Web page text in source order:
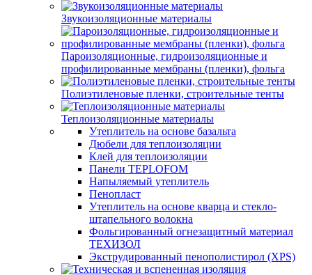
Звукоизоляционные материалы
Пароизоляционные, гидроизоляционные и
профилированные мембраны (пленки), фольга
Полиэтиленовые пленки, строительные тенты
Теплоизоляционные материалы
Утеплитель на основе базальта
Дюбели для теплоизоляции
Клей для теплоизоляции
Панели TEPLOFOM
Напыляемый утеплитель
Пенопласт
Утеплитель на основе кварца и стекло-
штапельного волокна
Фольгированный огнезащитный материал
ТЕХИЗОЛ
Экструдированный пенополистирол (XPS)